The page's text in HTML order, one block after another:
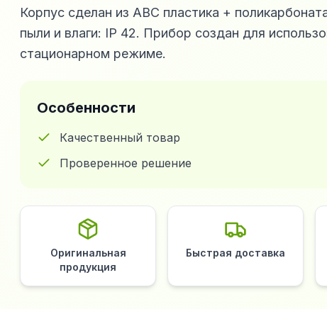
Корпус сделан из АВС пластика +
пыли и влаги: IP 42. Прибор создан для
стационарном режиме.
Особенности
Качественный товар
Проверенное решение
Оригинальная
продукция
Быстрая доставка